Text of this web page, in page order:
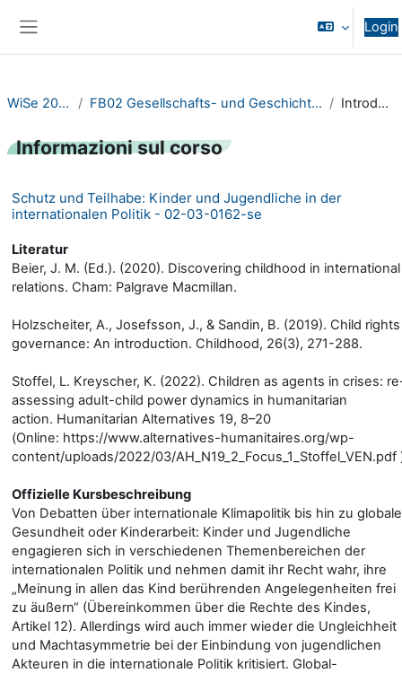
Login
WiSe 2023/24 FB02 Gesellschafts- und Geschichtswissenschaften Introduzione
Informazioni sul corso
Schutz und Teilhabe: Kinder und Jugendliche in der
internationalen Politik - 02-03-0162-se
Literatur
Beier, J. M. (Ed.). (2020). Discovering childhood in international
relations. Cham: Palgrave Macmillan.
Holzscheiter, A., Josefsson, J., & Sandin, B. (2019). Child rights
governance: An introduction. Childhood, 26(3), 271-288.
Stoffel, L. Kreyscher, K. (2022). Children as agents in crises:
assessing adult-child power dynamics in humanitarian
action. Humanitarian Alternatives 19, 8–20
(Online: https://www.alternatives-humanitaires.org/wp-
content/uploads/2022/03/AH_N19_2_Focus_1_Stoffel_VEN.pdf
Offizielle Kursbeschreibung
Von Debatten über internationale Klimapolitik bis hin zu
Gesundheit oder Kinderarbeit: Kinder und Jugendliche
engagieren sich in verschiedenen Themenbereichen der
internationalen Politik und nehmen damit ihr Recht wahr, ihre
„Meinung in allen das Kind berührenden Angelegenheiten frei
zu äußern“ (Übereinkommen über die Rechte des Kindes,
Artikel 12). Allerdings wird auch immer wieder die Ungleichheit
und Machtasymmetrie bei der Einbindung von jugendlichen
Akteuren in die internationale Politik kritisiert. Global-